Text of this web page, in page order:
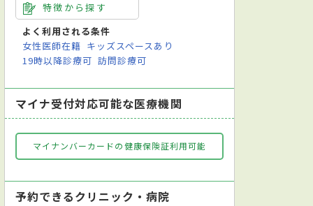
特徴から探す
よく利用される条件
女性医師在籍 キッズスペースあり
19時以降診療可 訪問診療可
マイナ受付対応可能な医療機関
マイナンバーカードの健康保険証利用可能
予約できるクリニック・病院